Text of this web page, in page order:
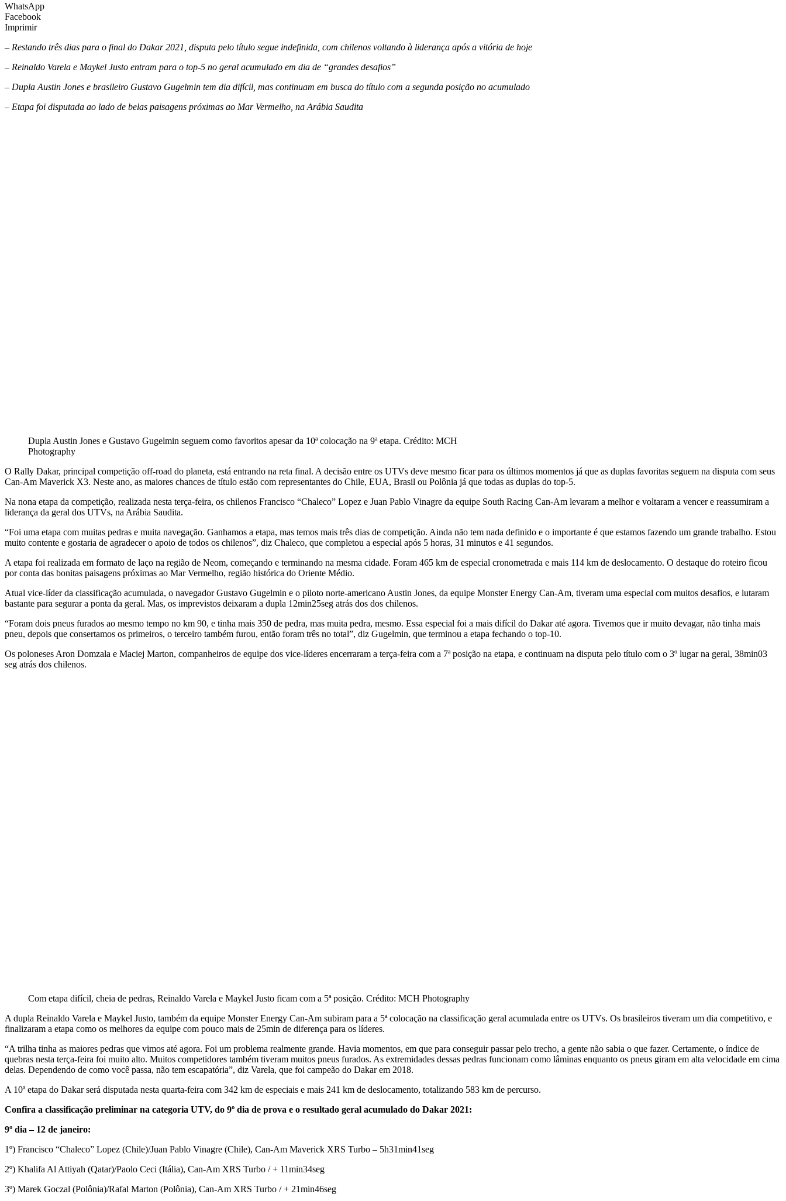
WhatsApp
Facebook
Imprimir
– Restando três dias para o final do Dakar 2021, disputa pelo título segue indefinida, com chilenos voltando à liderança após a vitória de hoje
– Reinaldo Varela e Maykel Justo entram para o top-5 no geral acumulado em dia de “grandes desafios”
– Dupla Austin Jones e brasileiro Gustavo Gugelmin tem dia difícil, mas continuam em busca do título com a segunda posição no acumulado
– Etapa foi disputada ao lado de belas paisagens próximas ao Mar Vermelho, na Arábia Saudita
Dupla Austin Jones e Gustavo Gugelmin seguem como favoritos apesar da 10ª colocação na 9ª etapa. Crédito: MCH
Photography
O Rally Dakar, principal competição off-road do planeta, está entrando na reta final. A decisão entre os UTVs deve mesmo ficar para os últimos momentos já que as duplas favoritas seguem na disputa com seus
Can-Am Maverick X3. Neste ano, as maiores chances de título estão com representantes do Chile, EUA, Brasil ou Polônia já que todas as duplas do top-5.
Na nona etapa da competição, realizada nesta terça-feira, os chilenos Francisco “Chaleco” Lopez e Juan Pablo Vinagre da equipe South Racing Can-Am levaram a melhor e voltaram a vencer e reassumiram a
liderança da geral dos UTVs, na Arábia Saudita.
“Foi uma etapa com muitas pedras e muita navegação. Ganhamos a etapa, mas temos mais três dias de competição. Ainda não tem nada definido e o importante é que estamos fazendo um grande trabalho. Estou
muito contente e gostaria de agradecer o apoio de todos os chilenos”, diz Chaleco, que completou a especial após 5 horas, 31 minutos e 41 segundos.
A etapa foi realizada em formato de laço na região de Neom, começando e terminando na mesma cidade. Foram 465 km de especial cronometrada e mais 114 km de deslocamento. O destaque do roteiro ficou
por conta das bonitas paisagens próximas ao Mar Vermelho, região histórica do Oriente Médio.
Atual vice-líder da classificação acumulada, o navegador Gustavo Gugelmin e o piloto norte-americano Austin Jones, da equipe Monster Energy Can-Am, tiveram uma especial com muitos desafios, e lutaram
bastante para segurar a ponta da geral. Mas, os imprevistos deixaram a dupla 12min25seg atrás dos dos chilenos.
“Foram dois pneus furados ao mesmo tempo no km 90, e tinha mais 350 de pedra, mas muita pedra, mesmo. Essa especial foi a mais difícil do Dakar até agora. Tivemos que ir muito devagar, não tinha mais
pneu, depois que consertamos os primeiros, o terceiro também furou, então foram três no total”, diz Gugelmin, que terminou a etapa fechando o top-10.
Os poloneses Aron Domzala e Maciej Marton, companheiros de equipe dos vice-líderes encerraram a terça-feira com a 7ª posição na etapa, e continuam na disputa pelo título com o 3º lugar na geral, 38min03
seg atrás dos chilenos.
Com etapa difícil, cheia de pedras, Reinaldo Varela e Maykel Justo ficam com a 5ª posição. Crédito: MCH Photography
A dupla Reinaldo Varela e Maykel Justo, também da equipe Monster Energy Can-Am subiram para a 5ª colocação na classificação geral acumulada entre os UTVs. Os brasileiros tiveram um dia competitivo, e
finalizaram a etapa como os melhores da equipe com pouco mais de 25min de diferença para os líderes.
“A trilha tinha as maiores pedras que vimos até agora. Foi um problema realmente grande. Havia momentos, em que para conseguir passar pelo trecho, a gente não sabia o que fazer. Certamente, o índice de
quebras nesta terça-feira foi muito alto. Muitos competidores também tiveram muitos pneus furados. As extremidades dessas pedras funcionam como lâminas enquanto os pneus giram em alta velocidade em cima
delas. Dependendo de como você passa, não tem escapatória”, diz Varela, que foi campeão do Dakar em 2018.
A 10ª etapa do Dakar será disputada nesta quarta-feira com 342 km de especiais e mais 241 km de deslocamento, totalizando 583 km de percurso.
Confira a classificação preliminar na categoria UTV, do 9º dia de prova e o resultado geral acumulado do Dakar 2021:
9º dia – 12 de janeiro:
1º) Francisco “Chaleco” Lopez (Chile)/Juan Pablo Vinagre (Chile), Can-Am Maverick XRS Turbo – 5h31min41seg
2º) Khalifa Al Attiyah (Qatar)/Paolo Ceci (Itália), Can-Am XRS Turbo / + 11min34seg
3º) Marek Goczal (Polônia)/Rafal Marton (Polônia), Can-Am XRS Turbo / + 21min46seg